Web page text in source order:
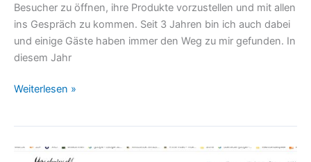
Besucher zu öffnen, ihre Produkte vorzustellen und mit allen
ins Gespräch zu kommen. Seit 3 Jahren bin ich auch dabei
und einige Gäste haben immer den Weg zu mir gefunden. In
diesem Jahr
Weiterlesen »
Endlich